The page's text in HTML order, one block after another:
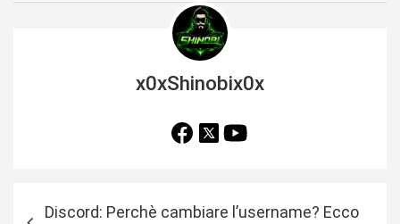
x0xShinobix0x
Discord: Perchè cambiare l’username? Ecco